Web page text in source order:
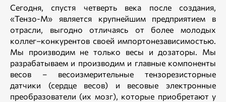
Сегодня, спустя четверть века после создания,
«Тензо-М» является крупнейшим предприятием в
отрасли, выгодно отличаясь от более молодых
коллег–конкурентов своей импортонезависимостью.
Мы производим не только весы и дозаторы. Мы
разрабатываем и производим и главные компоненты
весов – весоизмерительные тензорезисторные
датчики (сердце весов) и весовые электронные
преобразователи (их мозг), которые приобретают у